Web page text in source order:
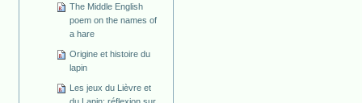
The Middle English
poem on the names of
a hare
Origine et histoire du
lapin
Les jeux du Lièvre et